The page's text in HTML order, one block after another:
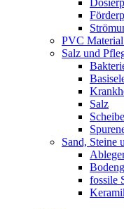
PVC
Salz und
Salz
Sand, Steine
fossile